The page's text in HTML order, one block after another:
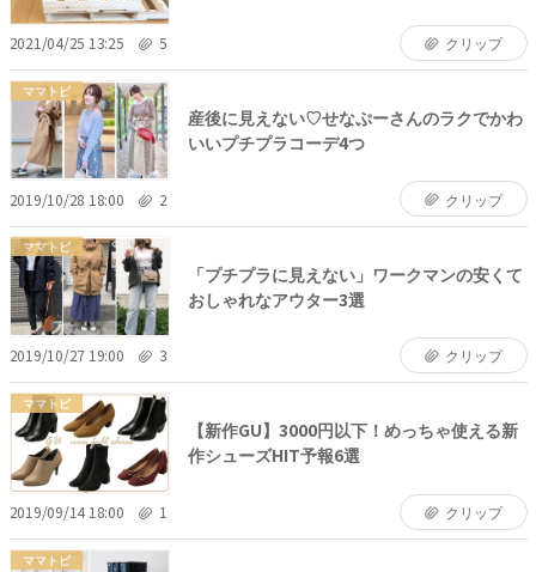
2021/04/25 13:25 5 クリップ
ママトピ
産後に見えない♡せなぷーさんのラクでかわ
いいプチプラコーデ4つ
2019/10/28 18:00 2 クリップ
ママトピ
「プチプラに見えない」ワークマンの安くて
おしゃれなアウター3選
2019/10/27 19:00 3 クリップ
ママトピ
【新作GU】3000円以下！めっちゃ使える新
作シューズHIT予報6選
2019/09/14 18:00 1 クリップ
ママトピ